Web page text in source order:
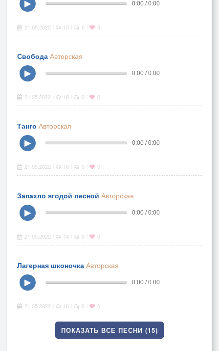
▶
0:00 / 0:00
21.05.2022 15 0 0
Свобода Авторская
▶
0:00 / 0:00
21.05.2022 19 0 0
Танго Авторская
▶
0:00 / 0:00
21.05.2022 16 0 0
Запахло ягодой лесной Авторская
▶
0:00 / 0:00
21.05.2022 14 0 0
Лагерная шконочка Авторская
▶
0:00 / 0:00
21.05.2022 18 0 0
ПОКАЗАТЬ ВСЕ ПЕСНИ (15)